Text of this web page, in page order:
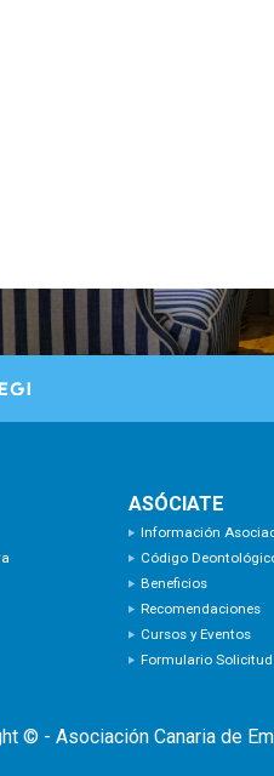
ASÓCIATE
Información
Código
Beneficios
Recomendaciones
Cursos y Eventos
Formulario Solicitud
© - Asociación Canaria de